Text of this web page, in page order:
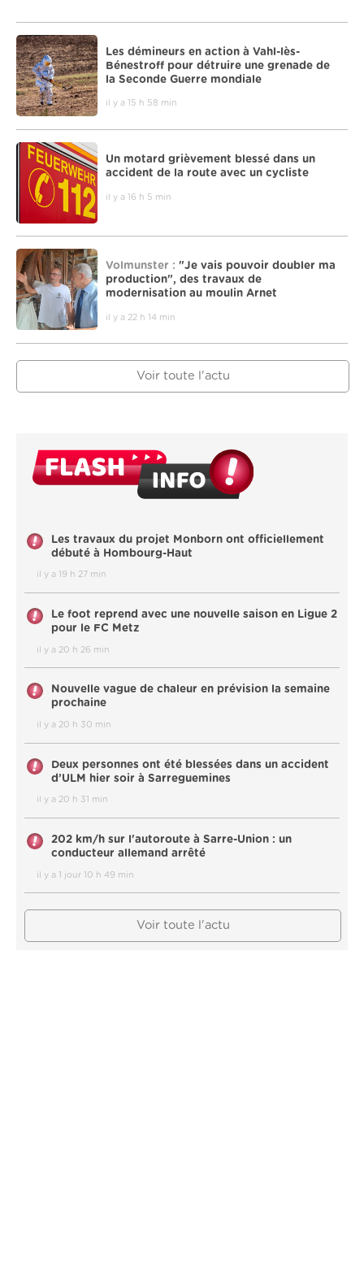
Les démineurs en action à Vahl-lès-
Bénestroff pour détruire une grenade de
la Seconde Guerre mondiale
il y a 15 h 58 min
Un motard grièvement blessé dans un
accident de la route avec un cycliste
il y a 16 h 5 min
Volmunster : "Je vais pouvoir doubler ma
production", des travaux de
modernisation au moulin Arnet
il y a 22 h 14 min
Voir toute l'actu
Les travaux du projet Monborn ont officiellement
débuté à Hombourg-Haut
il y a 19 h 27 min
Le foot reprend avec une nouvelle saison en Ligue 2
pour le FC Metz
il y a 20 h 26 min
Nouvelle vague de chaleur en prévision la semaine
prochaine
il y a 20 h 30 min
Deux personnes ont été blessées dans un accident
d’ULM hier soir à Sarreguemines
il y a 20 h 31 min
202 km/h sur l'autoroute à Sarre-Union : un
conducteur allemand arrêté
il y a 1 jour 10 h 49 min
Voir toute l'actu